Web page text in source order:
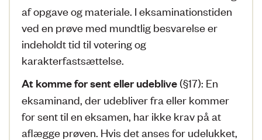
af opgave og materiale. I eksaminationstiden
ved en prøve med mundtlig besvarelse er
indeholdt tid til votering og
karakterfastsættelse.
At komme for sent eller udeblive(§17): En
eksaminand, der udebliver fra eller kommer
for sent til en eksamen, har ikke krav på at
aflægge prøven. Hvis det anses for udelukket,